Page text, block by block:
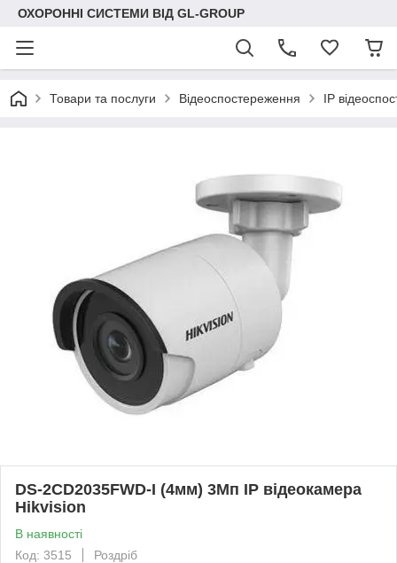
ОХОРОННІ СИСТЕМИ ВІД GL-GROUP
Товари та послуги Відеоспостереження IP
DS-2CD2035FWD-I (4мм) 3Мп IP відеокамера
Hikvision
В наявності
Код: 3515
Роздріб